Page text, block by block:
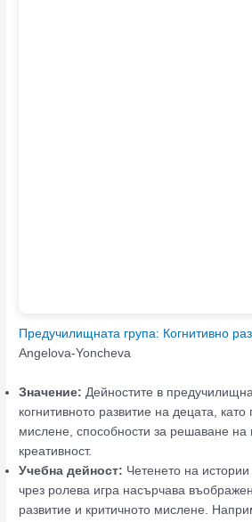
Предучилищната група: Когнитивно
Angelova-Yoncheva
Значение: Дейностите в
когнитивното развитие на децата, като
мислене, способности за решаване на
креативност.
Учебна дейност: Четенето на
чрез ролева игра насърчава
развитие и критичното мислене.